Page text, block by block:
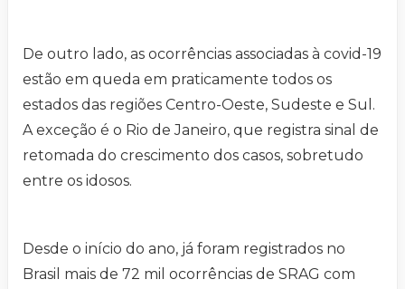
De outro lado, as ocorrências associadas à covid-19
estão em queda em praticamente todos os
estados das regiões Centro-Oeste, Sudeste e Sul.
A exceção é o Rio de Janeiro, que registra sinal de
retomada do crescimento dos casos, sobretudo
entre os idosos.
Desde o início do ano, já foram registrados no
Brasil mais de 72 mil ocorrências de SRAG com